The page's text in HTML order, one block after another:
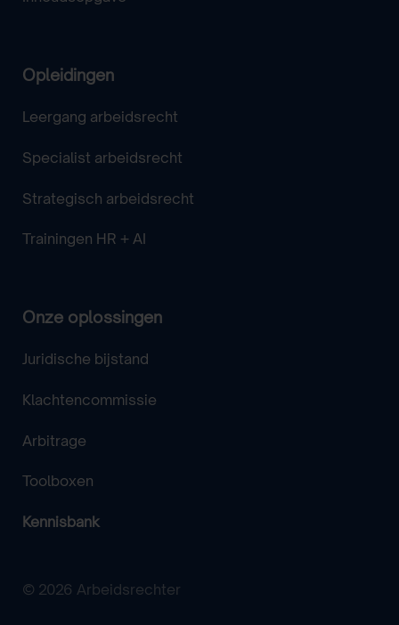
Opleidingen
Leergang arbeidsrecht
Specialist arbeidsrecht
Strategisch arbeidsrecht
Trainingen HR + AI
Onze oplossingen
Juridische bijstand
Klachtencommissie
Arbitrage
Toolboxen
Kennisbank
© 2026 Arbeidsrechter